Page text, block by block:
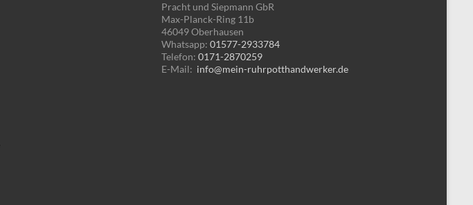
Pracht und Siepmann GbR
Max-Planck-Ring 11b
46049 Oberhausen
Whatsapp:01577-2933784
Telefon:0171-2870259
E-Mail: info@mein-ruhrpotthandwerker.de